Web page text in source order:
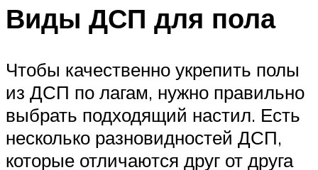
Виды ДСП для пола
Чтобы качественно укрепить полы
из ДСП по лагам, нужно правильно
выбрать подходящий настил. Есть
несколько разновидностей ДСП,
которые отличаются друг от друга